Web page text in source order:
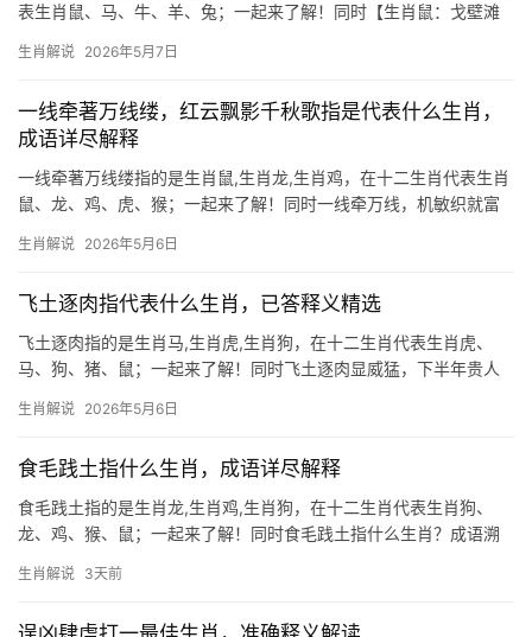
表生肖鼠、马、牛、羊、兔；一起来了解！同时【生肖鼠：戈壁滩
慧，戈壁荒芜，粮草难觅，恰似生肖鼠早年奔波劳碌之象，2026年
生肖解说 2026年5月7日
一线牵著万线缕，红云飘影千秋歌指是代表什么生肖，
成语详尽解释
一线牵著万线缕指的是生肖鼠,生肖龙,生肖鸡，在十二生肖代表生肖
鼠、龙、鸡、虎、猴；一起来了解！同时一线牵万线，机敏织就富
——擅长以小博大，将细微资源编织成网，古籍有云：“鼠衔钱仓，
生肖解说 2026年5月6日
飞土逐肉指代表什么生肖，已答释义精选
飞土逐肉指的是生肖马,生肖虎,生肖狗，在十二生肖代表生肖虎、
马、狗、猪、鼠；一起来了解！同时飞土逐肉显威猛，下半年贵人
景，在十二生肖中，唯有生肖虎的霸气与野性与之完美契合，虎为
生肖解说 2026年5月6日
食毛践土指什么生肖，成语详尽解释
食毛践土指的是生肖龙,生肖鸡,生肖狗，在十二生肖代表生肖狗、
龙、鸡、猴、鼠；一起来了解！同时食毛践土指什么生肖？成语溯
申为忘本负义之人，在生肖文化中，此成语暗指生肖狗——犬类啃
生肖解说 3天前